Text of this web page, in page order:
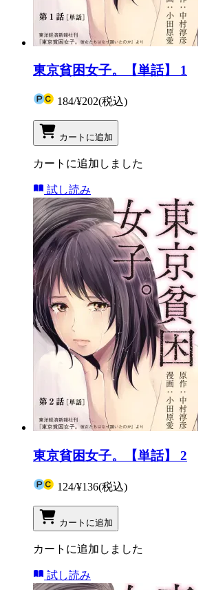
東京貧困女子。【単話】 1
184/¥202(税込)
カートに追加
カートに追加しました
試し読み
東京貧困女子。【単話】 2
124/¥136(税込)
カートに追加
カートに追加しました
試し読み